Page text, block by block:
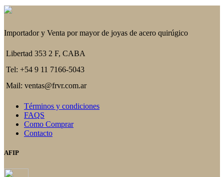
Importador y Venta por mayor de joyas de acero quirúgico
Libertad 353 2 F, CABA
Tel: +54 9 11 7166-5043
Mail: ventas@frvr.com.ar
Términos y condiciones
FAQS
Como Comprar
Contacto
AFIP